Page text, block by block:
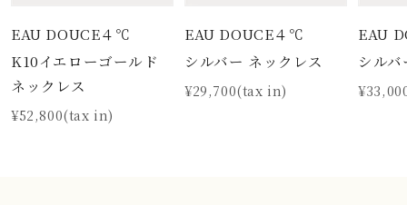
EAU DOUCE４℃
K10イエローゴールド
ネックレス
¥52,800(tax in)
EAU DOUCE４℃
シルバー ネックレス
¥29,700(tax in)
EAU
シル